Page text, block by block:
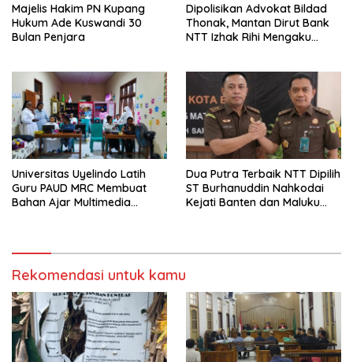
Majelis Hakim PN Kupang
Hukum Ade Kuswandi 30
Bulan Penjara
Dipolisikan Advokat Bildad
Thonak, Mantan Dirut Bank
NTT Izhak Rihi Mengaku
Universitas Uyelindo Latih
Guru PAUD MRC Membuat
Bahan Ajar Multimedia
Dua Putra Terbaik NTT Dipilih
ST Burhanuddin Nahkodai
Kejati Banten dan Maluku
Rekomendasi untuk kamu